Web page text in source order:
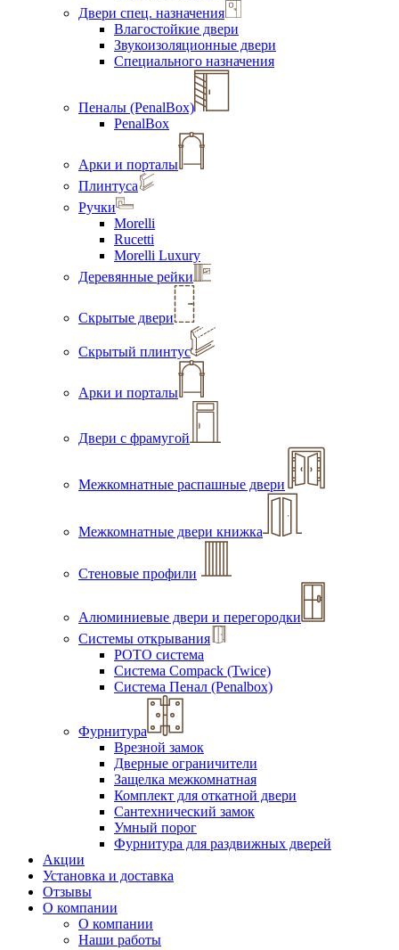
Двери спец. назначения
Влагостойкие двери
Звукоизоляционные двери
Специального назначения
Пеналы (PenalBox)
PenalBox
Арки и порталы
Плинтуса
Ручки
Morelli
Rucetti
Morelli Luxury
Деревянные рейки
Скрытые двери
Скрытый плинтус
Арки и порталы
Двери с фрамугой
Межкомнатные распашные двери
Межкомнатные двери книжка
Стеновые профили
Алюминиевые двери и перегородки
Системы открывания
РОТО система
Система Compack (Twice)
Система Пенал (Penalbox)
Фурнитура
Врезной замок
Дверные ограничители
Защелка межкомнатная
Комплект для откатной двери
Сантехнический замок
Умный порог
Фурнитура для раздвижных дверей
Акции
Установка и доставка
Отзывы
О компании
О компании
Наши работы